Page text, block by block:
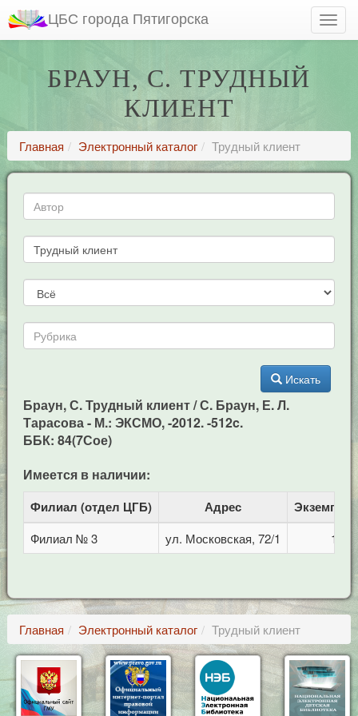
ЦБС города Пятигорска
БРАУН, С. ТРУДНЫЙ
КЛИЕНТ
Главная Электронный каталог Трудный клиент
Искать
Браун, С. Трудный клиент / С. Браун, Е. Л.
Тарасова - М.: ЭКСМО, -2012. -512c.
ББК: 84(7Сое)
Имеется в наличии:
Филиал (отдел ЦГБ) Адрес
Филиал № 3 ул. Московская, 72/1 1
Главная Электронный каталог Трудный клиент